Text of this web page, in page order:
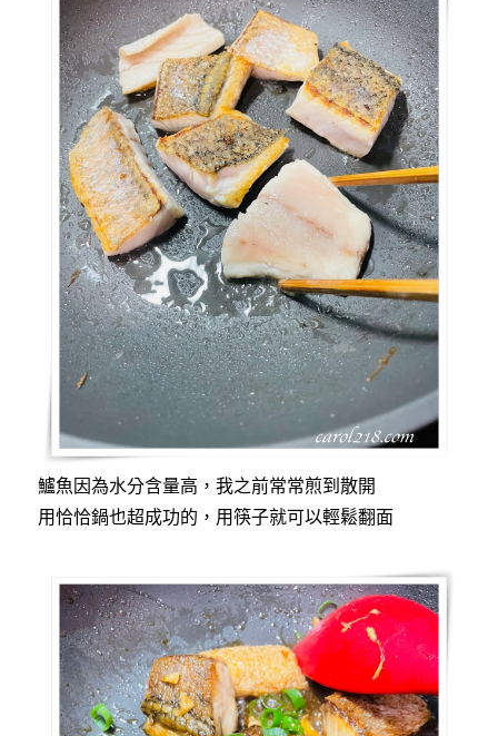
鱸魚因為水分含量高，我之前常常煎到散開
用恰恰鍋也超成功的，用筷子就可以輕鬆翻面